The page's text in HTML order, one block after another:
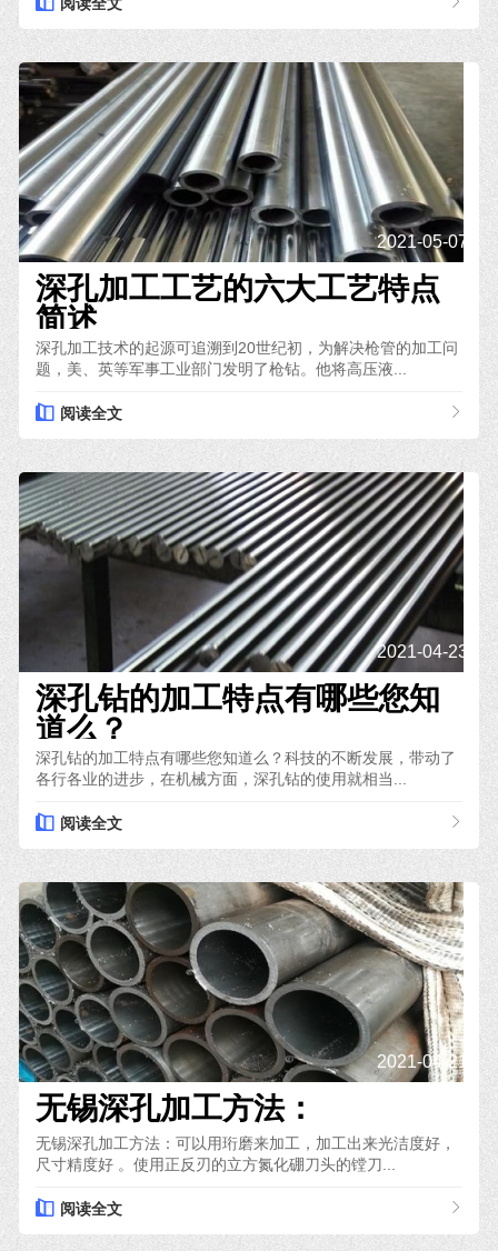
2021-05-07
深孔加工工艺的六大工艺特点
简述
深孔加工技术的起源可追溯到20世纪初，为解决枪管的加工问
题，美、英等军事工业部门发明了枪钻。他将高压液...
阅读全文
2021-04-23
深孔钻的加工特点有哪些您知
道么？
深孔钻的加工特点有哪些您知道么？科技的不断发展，带动了
各行各业的进步，在机械方面，深孔钻的使用就相当...
阅读全文
2021-04-21
无锡深孔加工方法：
无锡深孔加工方法：可以用珩磨来加工，加工出来光洁度好，
尺寸精度好 。使用正反刃的立方氮化硼刀头的镗刀...
阅读全文